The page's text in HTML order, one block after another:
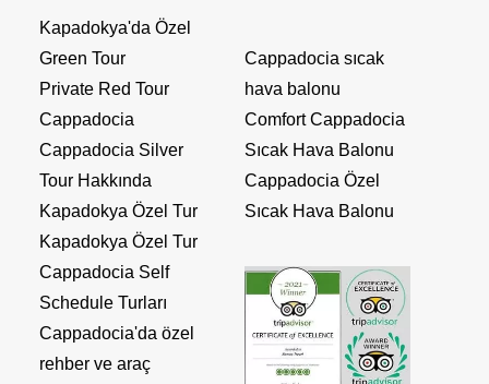
Kapadokya'da Özel
Green Tour
Private Red Tour
Cappadocia
Cappadocia Silver
Tour Hakkında
Kapadokya Özel Tur
Kapadokya Özel Tur
Cappadocia Self
Schedule Turları
Cappadocia'da özel
rehber ve araç
Cappadocia sıcak
hava balonu
Comfort Cappadocia
Sıcak Hava Balonu
Cappadocia Özel
Sıcak Hava Balonu